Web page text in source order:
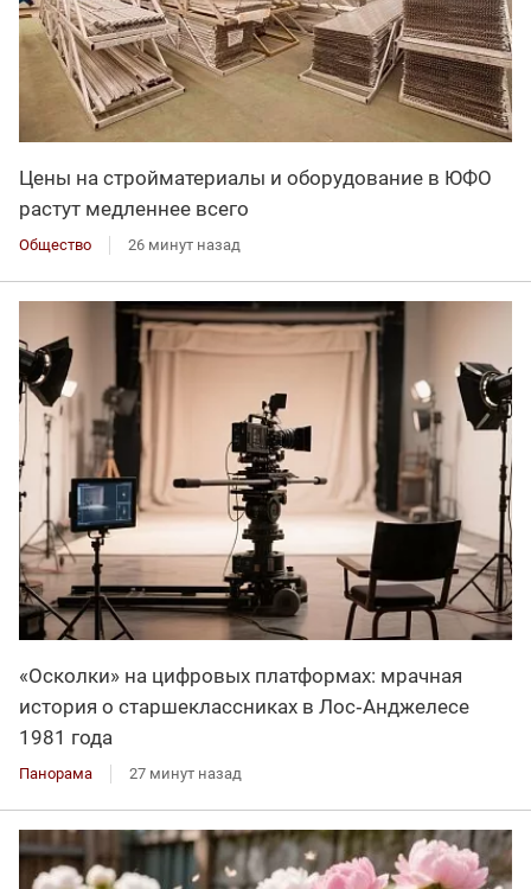
Цены на стройматериалы и оборудование в ЮФО
растут медленнее всего
Общество 26 минут назад
«Осколки» на цифровых платформах: мрачная
история о старшеклассниках в Лос‑Анджелесе
1981 года
Панорама 27 минут назад